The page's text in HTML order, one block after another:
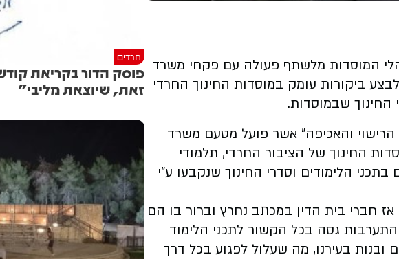
המוסדות מלשתף פעולה עם פקחי משרד
ביקורות עומק במוסדות החינוך החרדי
החינוך שבמוסדות.
הרישוי והאכיפה" אשר פועל מטעם משרד
החינוך של הציבור החרדי, תלמודי
הלימודים וסדרי החינוך שנקבעו ע"י
חברי בית הדין במכתב נחרץ וברור בו הם
גסה בכל הקשור לתכני הלימוד
ובנות בעירנו, מה שעלול לפגוע בכל דרך
חרדים
פוסק הדור בקריאת
זאת, שיוצאת מליבי"